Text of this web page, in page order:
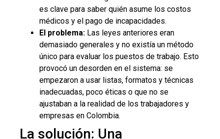
es clave para saber quién asume los costos
médicos y el pago de incapacidades.
El problema: Las leyes anteriores eran
demasiado generales y no existía un método
único para evaluar los puestos de trabajo. Esto
provocó un desorden en el sistema: se
empezaron a usar listas, formatos y técnicas
inadecuadas, poco éticas o que no se
ajustaban a la realidad de los trabajadores y
empresas en Colombia.
La solución: Una